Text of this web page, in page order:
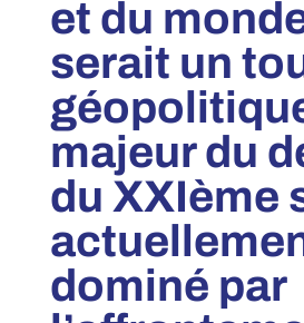
et du
serait un
majeur du
du XXIème
dominé par